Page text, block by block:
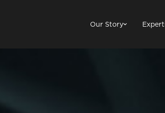
Our Story